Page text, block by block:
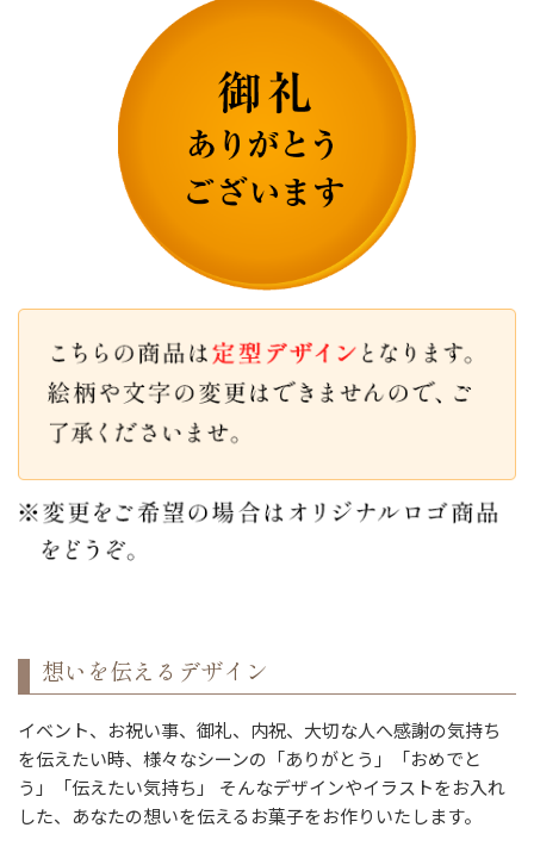
想いを伝えるデザイン
イベント、お祝い事、御礼、内祝、大切な人へ感謝の気持ち
を伝えたい時、様々なシーンの「ありがとう」「おめでと
う」「伝えたい気持ち」 そんなデザインやイラストをお入れ
した、あなたの想いを伝えるお菓子をお作りいたします。